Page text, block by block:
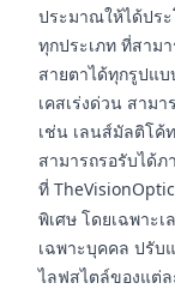
ประมาณให้ได้ปร
ทุกประเภท ที่สาม
สายตาได้ทุกรูปแบ
เคสเร่งด่วน สาม
เช่น เลนส์มัลติโค้
สามารถรอรับได้
ที่
พิเศษ โดยเฉพาะ
เฉพาะบุคคล ปรับ
ไลฟสไตล์ของแต่ล